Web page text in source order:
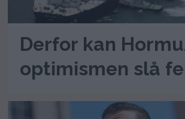
Derfor kan
optimismen slå